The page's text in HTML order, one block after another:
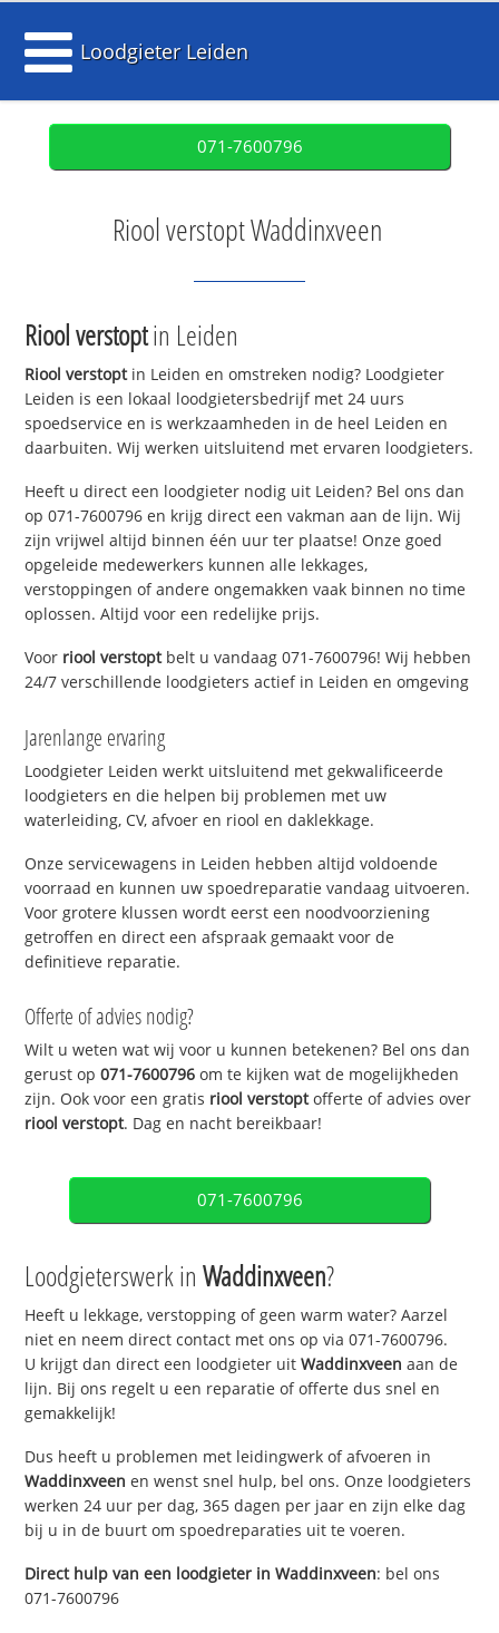
Loodgieter Leiden
071-7600796
Riool verstopt Waddinxveen
Riool verstoptin Leiden
Riool verstoptin Leiden en omstreken nodig? Loodgieter
Leiden is een lokaal loodgietersbedrijf met 24 uurs
spoedservice en is werkzaamheden in de heel Leiden en
daarbuiten. Wij werken uitsluitend met ervaren loodgieters.
Heeft u direct een loodgieter nodig uit Leiden? Bel ons dan
op 071-7600796 en krijg direct een vakman aan de lijn. Wij
zijn vrijwel altijd binnen één uur ter plaatse! Onze goed
opgeleide medewerkers kunnen alle lekkages,
verstoppingen of andere ongemakken vaak binnen no time
oplossen. Altijd voor een redelijke prijs.
Voor riool verstoptbelt u vandaag 071-7600796! Wij hebben
24/7 verschillende loodgieters actief in Leiden en omgeving
Jarenlange ervaring
Loodgieter Leiden werkt uitsluitend met gekwalificeerde
loodgieters en die helpen bij problemen met uw
waterleiding, CV, afvoer en riool en daklekkage.
Onze servicewagens in Leiden hebben altijd voldoende
voorraad en kunnen uw spoedreparatie vandaag uitvoeren.
Voor grotere klussen wordt eerst een noodvoorziening
getroffen en direct een afspraak gemaakt voor de
definitieve reparatie.
Offerte of advies nodig?
Wilt u weten wat wij voor u kunnen betekenen? Bel ons dan
gerust op071-7600796 om te kijken wat de mogelijkheden
zijn. Ook voor een gratis riool verstoptofferte of advies over
riool verstopt. Dag en nacht bereikbaar!
071-7600796
Loodgieterswerk inWaddinxveen?
Heeft u lekkage, verstopping of geen warm water? Aarzel
niet en neem direct contact met ons op via 071-7600796.
U krijgt dan direct een loodgieter uitWaddinxveen aan de
lijn. Bij ons regelt u een reparatie of offerte dus snel en
gemakkelijk!
Dus heeft u problemen met leidingwerk of afvoeren in
Waddinxveen en wenst snel hulp, bel ons. Onze loodgieters
werken 24 uur per dag, 365 dagen per jaar en zijn elke dag
bij u in de buurt om spoedreparaties uit te voeren.
Direct hulp van een loodgieter inWaddinxveen: bel ons
071-7600796